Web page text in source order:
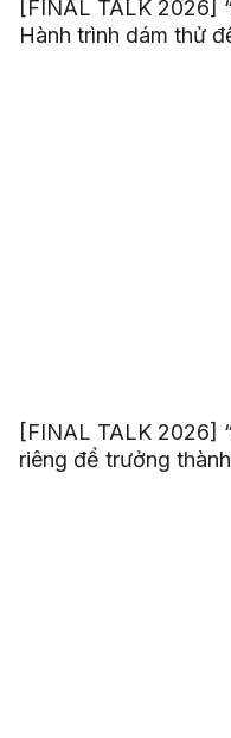
[FINAL TALK 2026]
Hành trình dám thử
[FINAL TALK 2026]
riêng để trưởng